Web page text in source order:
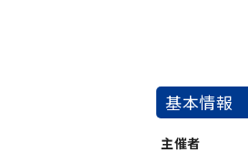
基本情報
主催者